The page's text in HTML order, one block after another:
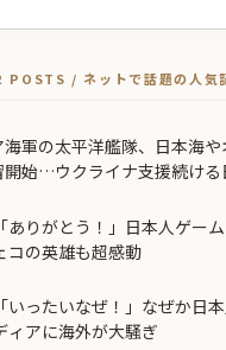
POSTS / ネットで話題の人気
海軍の太平洋艦隊、日本海
始…ウクライナ支援続ける
ありがとう！」日本人ゲー
コの英雄も超感動
いったいなぜ！」なぜか日
ィアに海外が大騒ぎ